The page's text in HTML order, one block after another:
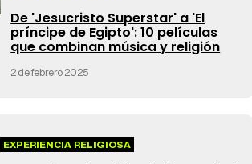
De 'Jesucristo Superstar' a 'El
príncipe de Egipto': 10 películas
que combinan música y religión
2 de febrero 2025
EXPERIENCIA RELIGIOSA